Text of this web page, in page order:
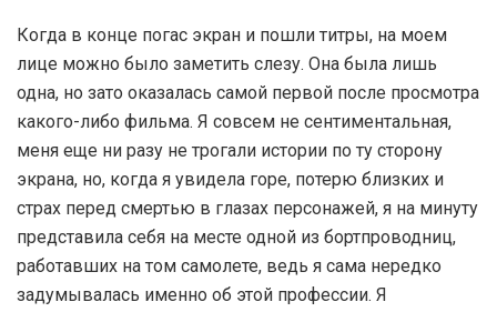
Когда в конце погас экран и пошли титры, на моем
лице можно было заметить слезу. Она была лишь
одна, но зато оказалась самой первой после просмотра
какого-либо фильма. Я совсем не сентиментальная,
меня еще ни разу не трогали истории по ту сторону
экрана, но, когда я увидела горе, потерю близких и
страх перед смертью в глазах персонажей, я на минуту
представила себя на месте одной из бортпроводниц,
работавших на том самолете, ведь я сама нередко
задумывалась именно об этой профессии. Я